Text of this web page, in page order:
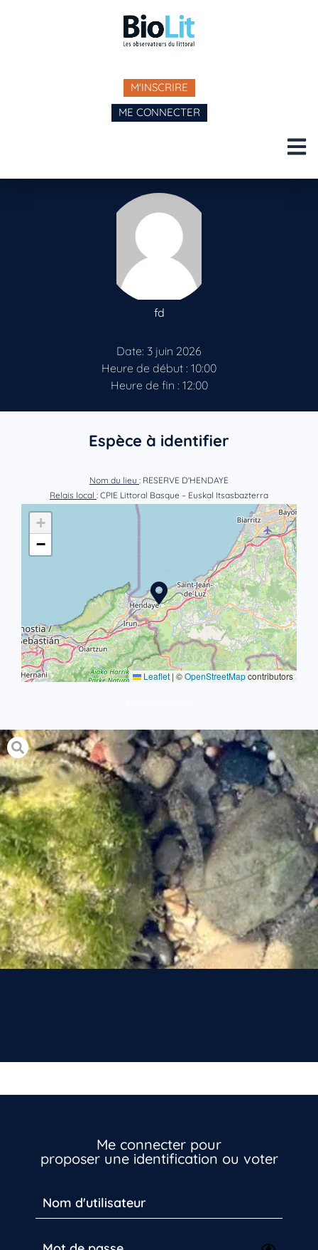
M'INSCRIRE
ME CONNECTER
fd
Date: 3 juin 2026
Heure de début : 10:00
Heure de fin : 12:00
Espèce à identifier
Nom du lieu : RESERVE D'HENDAYE
Relais local : CPIE Littoral Basque – Euskal Itsasbazterra
+
−
Leaflet | ©OpenStreetMapcontributors
Me connecter pour
proposer une identification ou voter
Vous n’êtes pas encore inscrit à Biolit ?